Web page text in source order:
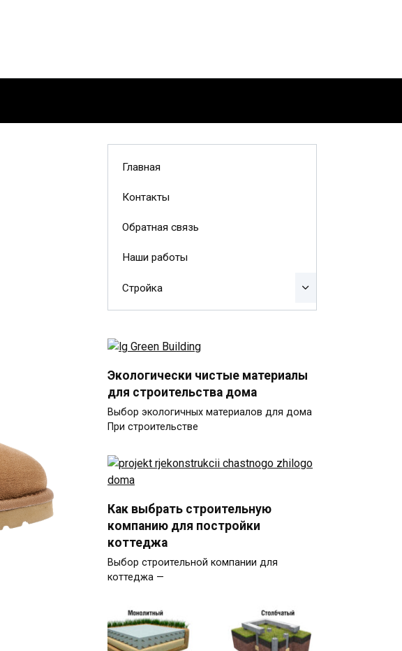
Главная
Контакты
Обратная связь
Наши работы
Стройка
Экологически чистые материалы
для строительства дома
Выбор экологичных материалов для дома
При строительстве
Как выбрать строительную
компанию для постройки
коттеджа
Выбор строительной компании для
коттеджа —